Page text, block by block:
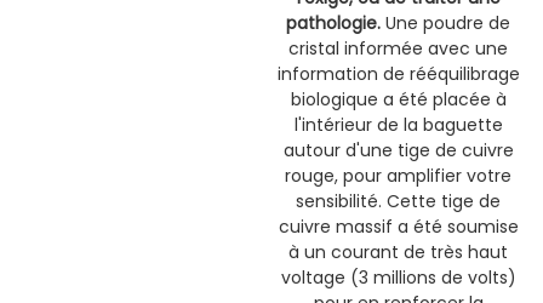
pathologie. Une poudre de
cristal informée avec une
information de rééquilibrage
biologique a été placée à
l'intérieur de la baguette
autour d'une tige de cuivre
rouge, pour amplifier votre
sensibilité. Cette tige de
cuivre massif a été soumise
à un courant de très haut
voltage (3 millions de volts)